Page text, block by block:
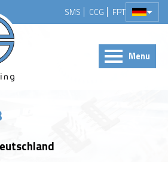
SMS CCG FPT
Menu